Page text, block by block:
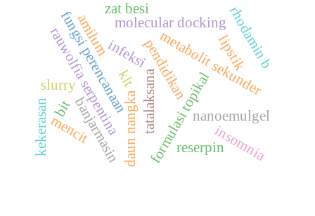
fungsi perencanaan
formulasi topikal
infeksi metabolit sekunder
daun nangka
molecular docking
pendidikan
nanoemulgel
rhodamin b
lipstik
banjarmasin
klt
rauwolfia serpentina
reserpin
tatalaksana
mencit
slurry
kekerasan
amilum
insomnia
bit
zat besi